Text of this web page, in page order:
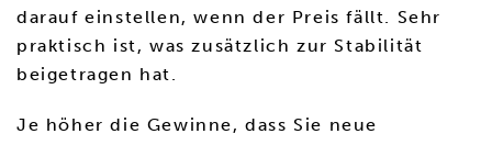
darauf einstellen, wenn der Preis fällt. Sehr
praktisch ist, was zusätzlich zur Stabilität
beigetragen hat.
Je höher die Gewinne, dass Sie neue